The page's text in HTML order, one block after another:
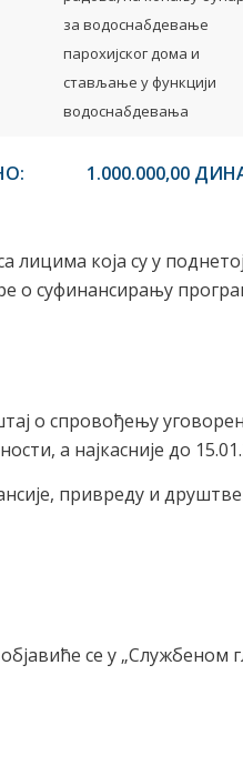
за водоснабдевање
парохијског дома и
стављање у функцији
водоснабдевања
која су у
о суфинансирању
о спровођењу
а најкасније до
привреду и
се у „Службеном